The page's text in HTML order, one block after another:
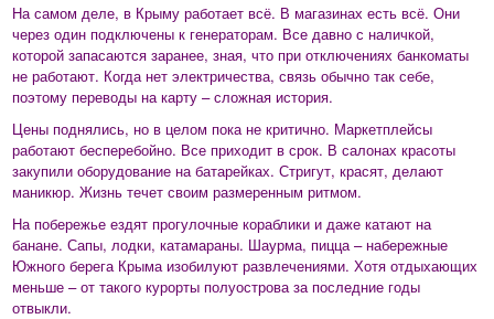
На самом деле, в Крыму работает всё. В магазинах есть всё. Они
через один подключены к генераторам. Все давно с наличкой,
которой запасаются заранее, зная, что при отключениях банкоматы
не работают. Когда нет электричества, связь обычно так себе,
поэтому переводы на карту – сложная история.
Цены поднялись, но в целом пока не критично. Маркетплейсы
работают бесперебойно. Все приходит в срок. В салонах красоты
закупили оборудование на батарейках. Стригут, красят, делают
маникюр. Жизнь течет своим размеренным ритмом.
На побережье ездят прогулочные кораблики и даже катают на
банане. Сапы, лодки, катамараны. Шаурма, пицца – набережные
Южного берега Крыма изобилуют развлечениями. Хотя отдыхающих
меньше – от такого курорты полуострова за последние годы
отвыкли.